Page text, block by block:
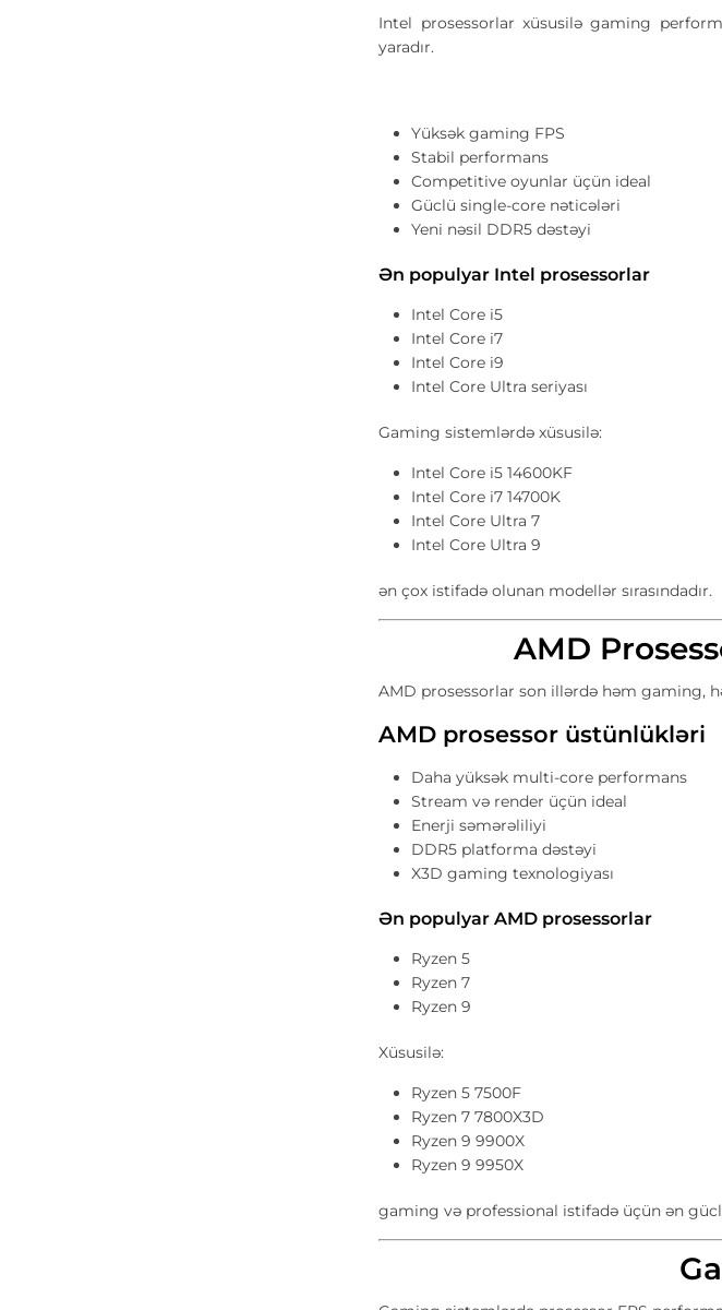
Intel prosessorlar xüsusilə gaming
yaradır.
Yüksək gaming FPS
Stabil performans
Competitive oyunlar üçün ideal
Güclü single-core nəticələri
Yeni nəsil DDR5 dəstəyi
Ən populyar Intel prosessorlar
Intel Core i5
Intel Core i7
Intel Core i9
Intel Core Ultra seriyası
Gaming sistemlərdə xüsusilə:
Intel Core i5 14600KF
Intel Core i7 14700K
Intel Core Ultra 7
Intel Core Ultra 9
ən çox istifadə olunan modellər sırasındadır.
AMD
AMD prosessorlar son illərdə həm gaming,
AMD prosessor üstünlükləri
Daha yüksək multi-core performans
Stream və render üçün ideal
Enerji səmərəliliyi
DDR5 platforma dəstəyi
X3D gaming texnologiyası
Ən populyar AMD prosessorlar
Ryzen 5
Ryzen 7
Ryzen 9
Xüsusilə:
Ryzen 5 7500F
Ryzen 7 7800X3D
Ryzen 9 9900X
Ryzen 9 9950X
gaming və professional istifadə üçün ən